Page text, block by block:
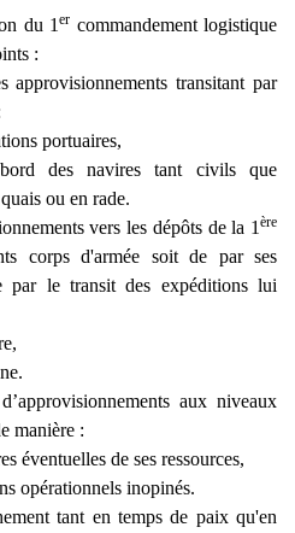
du 1er commandement logistique
:
approvisionnements transitant par
portuaires,
des navires tant civils que
ou en rade.
vers les dépôts de la 1 ère
corps d'armée soit de par ses
par le transit des expéditions lui
aux niveaux
manière :
éventuelles de ses ressources,
opérationnels inopinés.
tant en temps de paix qu'en